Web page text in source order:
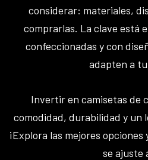
considerar: materiales,
comprarlas. La clave está
confeccionadas y con
adapten a
Invertir en camisetas de
comodidad, durabilidad y un
¡Explora las mejores
se ajuste